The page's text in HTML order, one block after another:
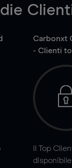
Carbonxt
- Clienti
Il Top